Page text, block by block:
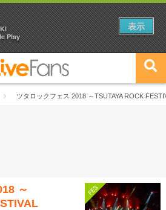
ツタロックフェス 2018 ～TSUTAYA ROCK
～
Play
表示